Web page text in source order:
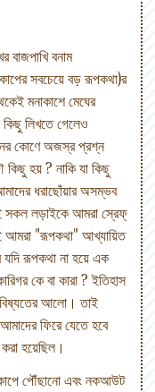
বনাম
সবচেয়ে বড় রূপকথা)র
মনাকাশে মেঘের
লিখতে গেলেও
কোণে অজস্র প্রশ্ন
হয় ? নাকি যা কিছু
ধরাছোঁয়ার অসম্ভব
সকল লড়াইকে আমরা স্রেফ্
আমরা "রূপকথা" আখ্যায়িত
রূপকথা না হয়ে এক
কে বা কারা ? ইতিহাস
আলো। তাই
ফিরে যেতে হবে
হয়েছিল।
পৌঁছানো এবং নকআউট